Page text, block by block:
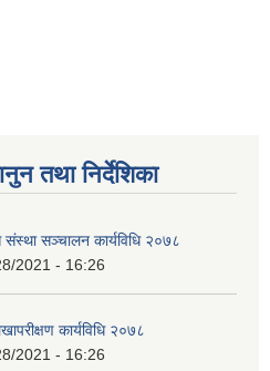
तथा निर्देशिका
संस्था सञ्चालन कार्यविधि २०७८
2021 - 16:26
कार्यविधि २०७८
2021 - 16:26